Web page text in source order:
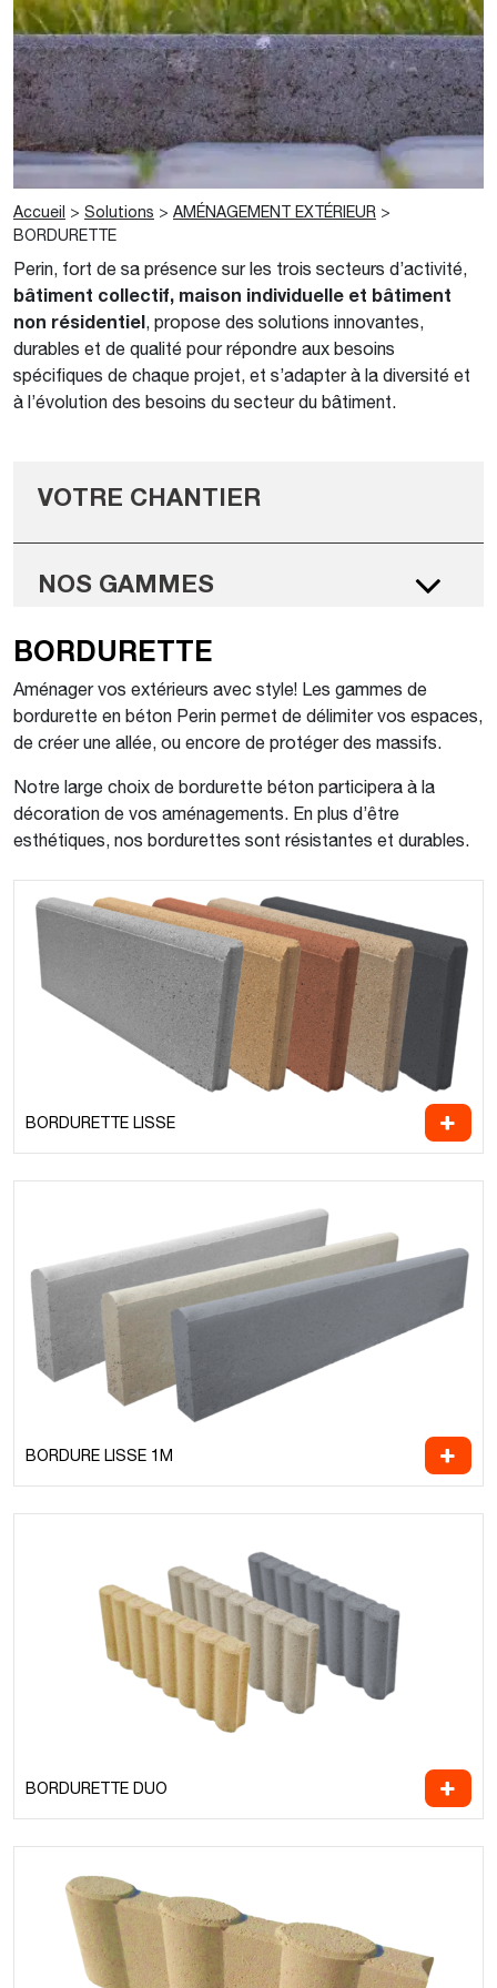
Accueil > Solutions > AMÉNAGEMENT EXTÉRIEUR >
BORDURETTE
Perin, fort de sa présence sur les trois secteurs d’activité,
bâtiment collectif, maison individuelle et bâtiment
non résidentiel, propose des solutions innovantes,
durables et de qualité pour répondre aux besoins
spécifiques de chaque projet, et s’adapter à la diversité et
à l’évolution des besoins du secteur du bâtiment.
VOTRE CHANTIER
NOS GAMMES
BORDURETTE
Aménager vos extérieurs avec style! Les gammes de
bordurette en béton Perin permet de délimiter vos espaces,
de créer une allée, ou encore de protéger des massifs.
Notre large choix de bordurette béton participera à la
décoration de vos aménagements. En plus d’être
esthétiques, nos bordurettes sont résistantes et durables.
BORDURETTE LISSE
BORDURE LISSE 1M
BORDURETTE DUO